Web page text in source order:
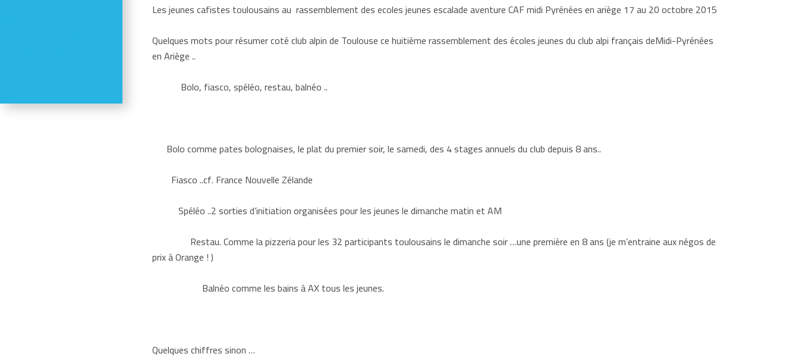
Les jeunes cafistes toulousains au rassemblement des ecoles jeunes escalade aventure CAF midi Pyrénées en ariège 17 au 20 octobre 2015
Quelques mots pour résumer coté club alpin de Toulouse ce huitième rassemblement des écoles jeunes du club alpi français deMidi-Pyrénées
en Ariège ..
Bolo, fiasco, spéléo, restau, balnéo ..
Bolo comme pates bolognaises, le plat du premier soir, le samedi, des 4 stages annuels du club depuis 8 ans..
Fiasco ..cf. France Nouvelle Zélande
Spéléo ..2 sorties d’initiation organisées pour les jeunes le dimanche matin et AM
Restau. Comme la pizzeria pour les 32 participants toulousains le dimanche soir …une première en 8 ans (je m’entraine aux négos de
prix à Orange ! )
Balnéo comme les bains à AX tous les jeunes.
Quelques chiffres sinon …